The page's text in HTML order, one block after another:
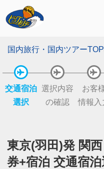
国内旅行・国内ツアーTOP
交通宿泊
選択
選択内容
の確認
お客
情報入
東京(羽田)発 関
券+宿泊 交通宿泊